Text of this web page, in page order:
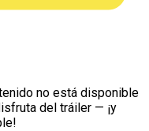
no está disponible
del tráiler — ¡y